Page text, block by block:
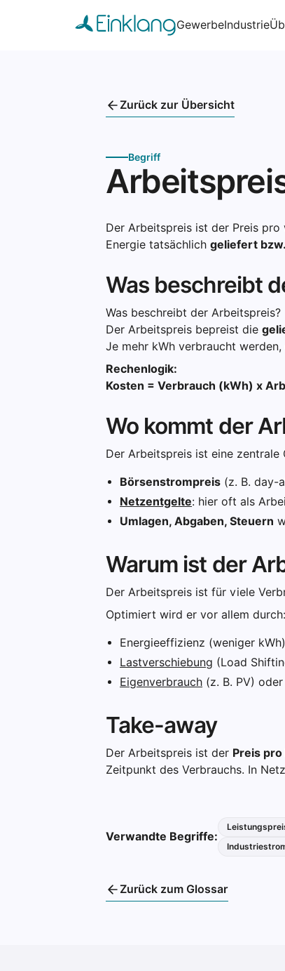
GewerbeIndustrie
Zurück zur Übersicht
Begriff
Der Arbeitspreis ist der Preis
Energie tatsächlichgeliefert
Was beschreibt
Was beschreibt der Arbeitspreis?
Der Arbeitspreis bepreist die
Je mehr kWh verbraucht
Rechenlogik:
Kosten = Verbrauch (kWh) x
Wo kommt der
Der Arbeitspreis ist eine zentrale
Börsenstrompreis (z. B. day-
Netzentgelte: hier oft als
Umlagen, Abgaben, Steuern
Warum ist der
Der Arbeitspreis ist für viele
Optimiert wird er vor allem durch:
Energieeffizienz (weniger kWh)
Lastverschiebung (Load
Eigenverbrauch (z. B. PV)
Take-away
Der Arbeitspreis ist der Preis pro
Zeitpunkt des Verbrauchs. In
Verwandte Begriffe:
Zurück zum Glossar